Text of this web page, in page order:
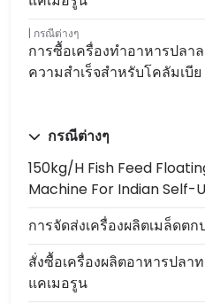
กรณีต่างๆ
การซื้อเครื่องทำอาหารปลา
ความสำเร็จสำหรับโคลัมเบีย
กรณีต่างๆ
150kg/h Fish Feed
Machine For Indian Self-
การจัดส่งเครื่องผลิตเมล็ดต
สั่งซื้อเครื่องผลิตอาหารปลา
แคเมอรูน